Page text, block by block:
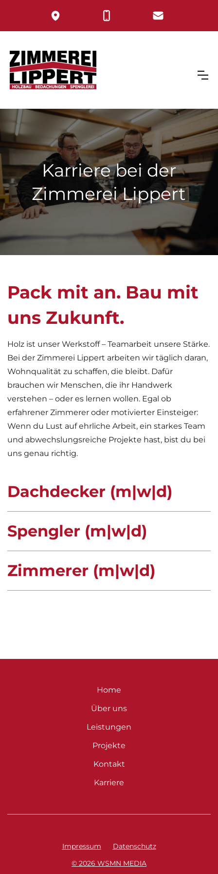
Karriere bei der
Zimmerei Lippert
Pack mit an. Bau mit
uns Zukunft.
Holz ist unser Werkstoff – Teamarbeit unsere Stärke.
Bei der Zimmerei Lippert arbeiten wir täglich daran,
Wohnqualität zu schaffen, die bleibt. Dafür
brauchen wir Menschen, die ihr Handwerk
verstehen – oder es lernen wollen. Egal ob
erfahrener Zimmerer oder motivierter Einsteiger:
Wenn du Lust auf ehrliche Arbeit, ein starkes Team
und abwechslungsreiche Projekte hast, bist du bei
uns genau richtig.
Dachdecker (m|w|d)
Spengler (m|w|d)
Zimmerer (m|w|d)
Home
Über uns
Leistungen
Projekte
Kontakt
Karriere
© 2026 WSMN MEDIA
Impressum Datenschutz